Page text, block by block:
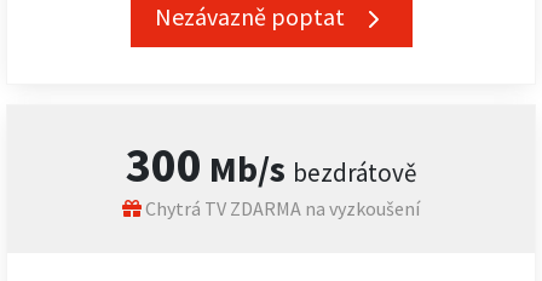
Nezávazně poptat
300 Mb/s bezdrátově
Chytrá TV ZDARMA na vyzkoušení